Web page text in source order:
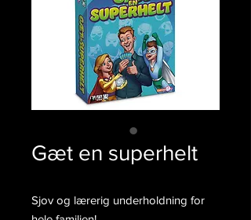
Gæt en superhelt
Sjov og lærerig underholdning for